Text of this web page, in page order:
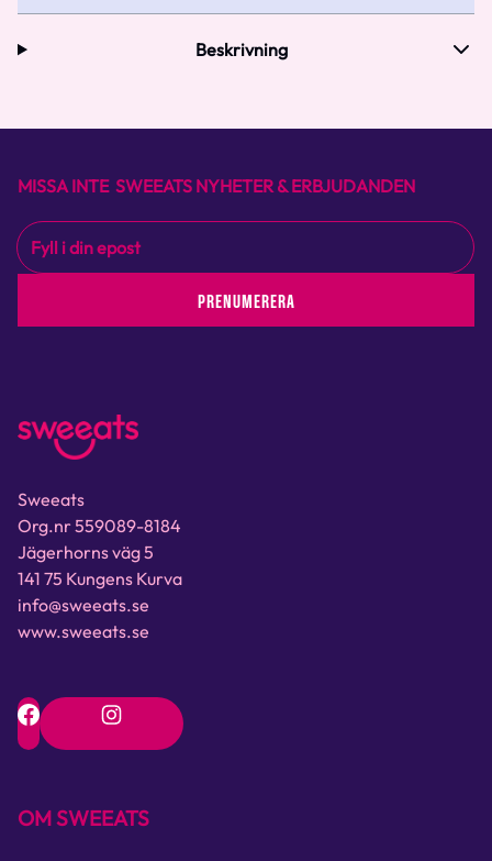
Beskrivning
MISSA INTE SWEEATS NYHETER & ERBJUDANDEN
PRENUMERERA
Sweeats
Org.nr 559089-8184
Jägerhorns väg 5
141 75 Kungens Kurva
info@sweeats.se
www.sweeats.se
OM SWEEATS